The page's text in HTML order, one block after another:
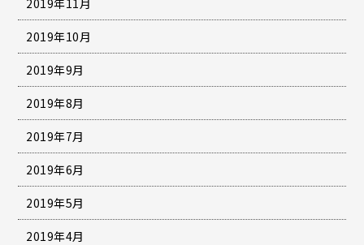
2019年10月
2019年9月
2019年8月
2019年7月
2019年6月
2019年5月
2019年4月